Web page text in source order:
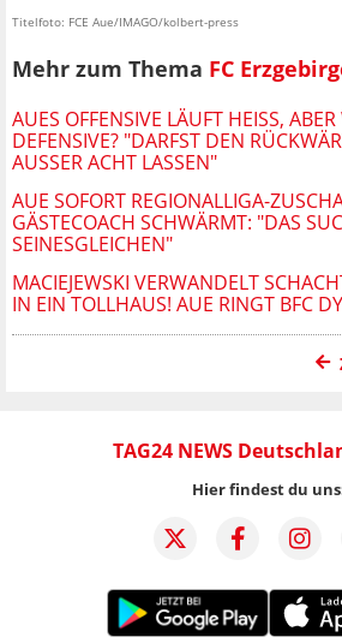
Titelfoto: FCE Aue/IMAGO/kolbert-press
Mehr zum Thema FC
AUES OFFENSIVE LÄUFT HEISS, ABER
EFENSIVE? "DARFST DEN
USSER ACHT LASSEN"
AUE SOFORT REGIONALLIGA-
GÄSTECOACH SCHWÄRMT: "DAS
SEINESGLEICHEN"
MACIEJEWSKI VERWANDELT
IN EIN TOLLHAUS! AUE RINGT BFC
TAG24 NEWS
Hier findest du